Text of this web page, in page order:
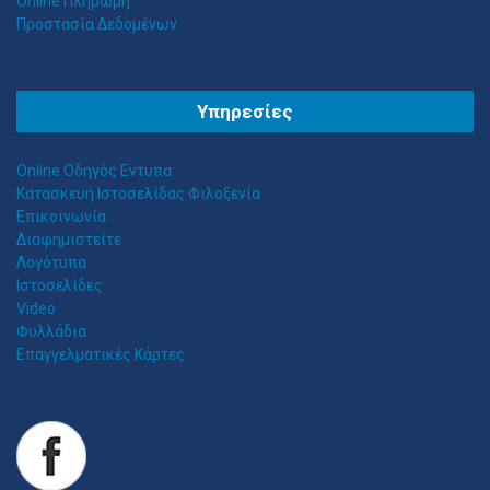
Προστασία Δεδομένων
Υπηρεσίες
Online Οδηγός Εντυπα
Κατασκευή Ιστοσελίδας Φιλοξενία
Επικοινωνία
Διαφημιστείτε
Λογότυπα
Ιστοσελίδες
Video
Φυλλάδια
Επαγγελματικές Κάρτες